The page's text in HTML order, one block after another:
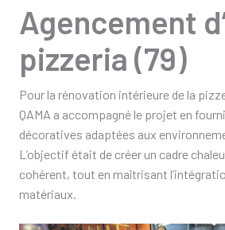
Agencement
pizzeria (79)
Pour la rénovation intérieure de la
QAMA a accompagné le projet en
décoratives adaptées aux
L’objectif était de créer un cadre
cohérent, tout en maîtrisant
matériaux.